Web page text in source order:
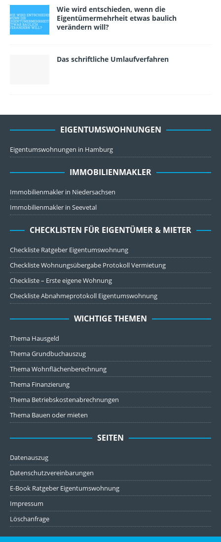
Wie wird entschieden, wenn die
Eigentümermehrheit etwas baulich
verändern will?
Das schriftliche Umlaufverfahren
EIGENTUMSWOHNUNGEN
Eigentumswohnungen in Hamburg
IMMOBILIENMAKLER
Immobilienmakler in Niedersachsen
Immobilienmakler in Seevetal
CHECKLISTEN FÜR EIGENTÜMER & MIETER
Checkliste Ratgeber Eigentumswohnung
Checkliste Wohnungsübergabe Protokoll Vermietung
Checkliste – Erste eigene Wohnung
Checkliste Abnahmeprotokoll Eigentumswohnung
WICHTIGE THEMEN
Thema Hausgeld
Thema Grundbuchauszug
Thema Wohnflächenberechnung
Thema Finanzierung
Thema Betriebskostenabrechnungen
Thema Bauen oder mieten
SEITEN
Datenauszug
Datenschutzvereinbarungen
E-Book Ratgeber Eigentumswohnung
Impressum
Löschanfrage